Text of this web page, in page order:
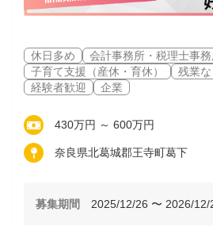
休日多め
会計事務所・税理士事
子育て支援（産休・育休）
残業
経験者歓迎
企業
430万円 ～ 600万円
奈良県北葛城郡王寺町葛下
募集期間 2025/12/26 〜 2026/12/